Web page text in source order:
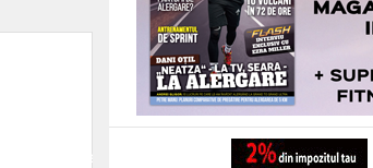
am trecut de la 28 la 0 grade Celsius, ne-am